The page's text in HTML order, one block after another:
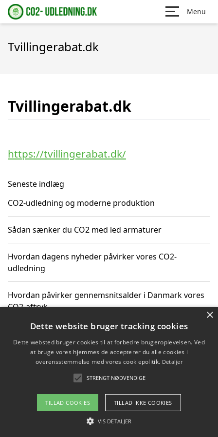
Menu
Tvillingerabat.dk
Tvillingerabat.dk
https://tvillingerabat.dk/
Seneste indlæg
CO2-udledning og moderne produktion
Sådan sænker du CO2 med led armaturer
Hvordan dagens nyheder påvirker vores CO2-
udledning
Hvordan påvirker gennemsnitsalder i Danmark vores
CO2-aftryk
Hvordan nyheder om CO2-udledning påvirker vores
hverdag
Om / kontakt
Blog Betingelser
×
Dette website bruger tracking cookies
Dette websted bruger cookies til at forbedre brugeroplevelsen. Ved
at bruge vores hjemmeside accepterer du alle cookies i
overensstemmelse med vores cookiepolitik. Detaljer
STRENGT NØDVENDIGE
TILLAD COOKIES TILLAD IKKE COOKIES
VIS DETALJER